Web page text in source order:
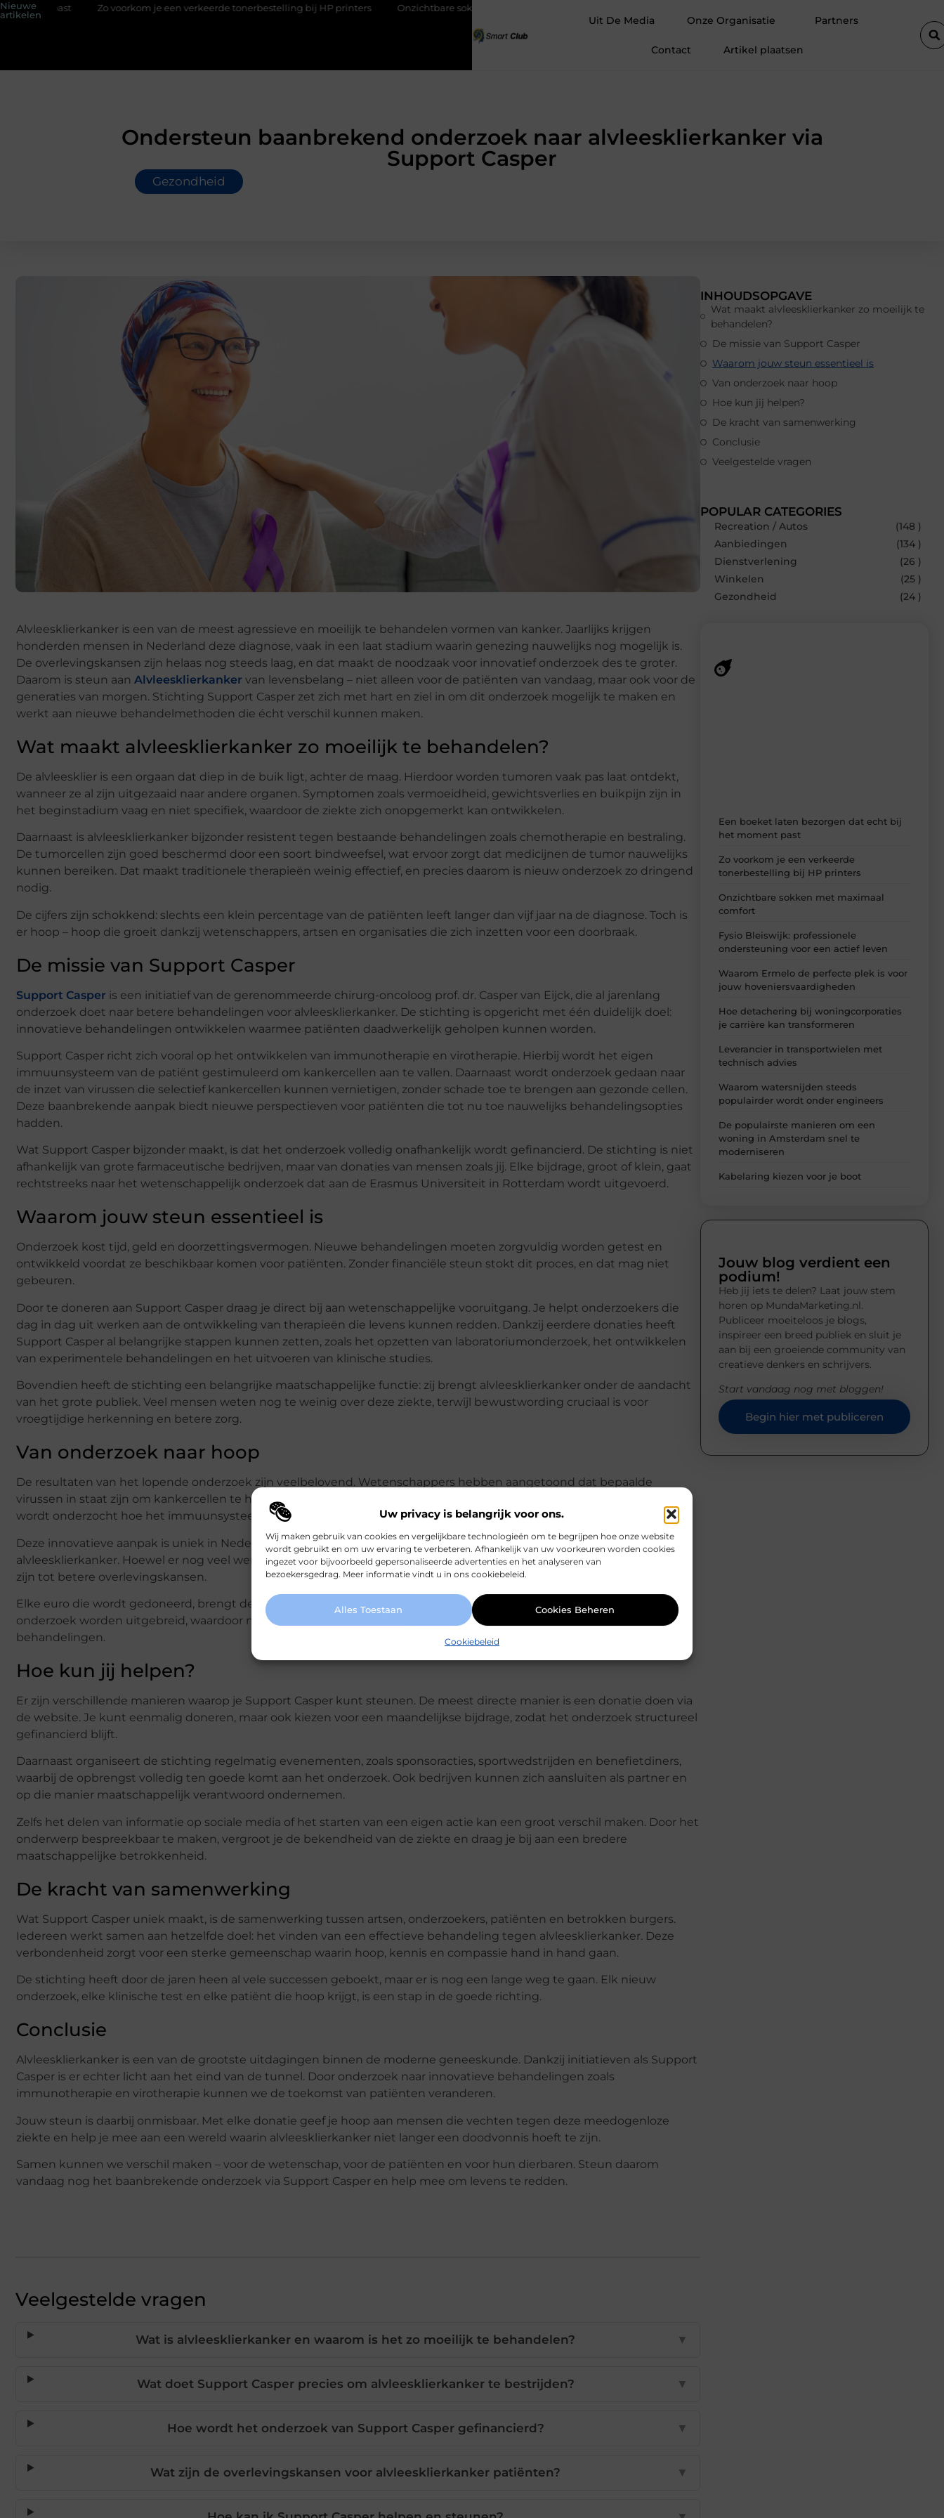
Uw privacy is belangrijk voor ons.
Wij maken gebruik van cookies en vergelijkbare technologieën om te begrijpen hoe onze website
wordt gebruikt en om uw ervaring te verbeteren. Afhankelijk van uw voorkeuren worden cookies
ingezet voor bijvoorbeeld gepersonaliseerde advertenties en het analyseren van
bezoekersgedrag. Meer informatie vindt u in ons cookiebeleid.
Alles Toestaan Cookies Beheren
Cookiebeleid
Nieuwe
artikelen
Zo voorkom je een verkeerde tonerbestelling bij HP printers Onzichtbare sokken met maximaal comfort
Uit De Media Onze Organisatie Partners
Contact Artikel plaatsen
Ondersteun baanbrekend onderzoek naar alvleesklierkanker via
Support Casper
Gezondheid
Alvleesklierkanker is een van de meest agressieve en moeilijk te behandelen vormen van kanker. Jaarlijks krijgen
honderden mensen in Nederland deze diagnose, vaak in een laat stadium waarin genezing nauwelijks nog mogelijk is.
De overlevingskansen zijn helaas nog steeds laag, en dat maakt de noodzaak voor innovatief onderzoek des te groter.
Daarom is steun aan Alvleesklierkanker van levensbelang – niet alleen voor de patiënten van vandaag, maar ook voor de
generaties van morgen. Stichting Support Casper zet zich met hart en ziel in om dit onderzoek mogelijk te maken en
werkt aan nieuwe behandelmethoden die écht verschil kunnen maken.
Wat maakt alvleesklierkanker zo moeilijk te behandelen?
De alvleesklier is een orgaan dat diep in de buik ligt, achter de maag. Hierdoor worden tumoren vaak pas laat ontdekt,
wanneer ze al zijn uitgezaaid naar andere organen. Symptomen zoals vermoeidheid, gewichtsverlies en buikpijn zijn in
het beginstadium vaag en niet specifiek, waardoor de ziekte zich onopgemerkt kan ontwikkelen.
Daarnaast is alvleesklierkanker bijzonder resistent tegen bestaande behandelingen zoals chemotherapie en bestraling.
De tumorcellen zijn goed beschermd door een soort bindweefsel, wat ervoor zorgt dat medicijnen de tumor nauwelijks
kunnen bereiken. Dat maakt traditionele therapieën weinig effectief, en precies daarom is nieuw onderzoek zo dringend
nodig.
De cijfers zijn schokkend: slechts een klein percentage van de patiënten leeft langer dan vijf jaar na de diagnose. Toch is
er hoop – hoop die groeit dankzij wetenschappers, artsen en organisaties die zich inzetten voor een doorbraak.
De missie van Support Casper
Support Casper is een initiatief van de gerenommeerde chirurg-oncoloog prof. dr. Casper van Eijck, die al jarenlang
onderzoek doet naar betere behandelingen voor alvleesklierkanker. De stichting is opgericht met één duidelijk doel:
innovatieve behandelingen ontwikkelen waarmee patiënten daadwerkelijk geholpen kunnen worden.
Support Casper richt zich vooral op het ontwikkelen van immunotherapie en virotherapie. Hierbij wordt het eigen
immuunsysteem van de patiënt gestimuleerd om kankercellen aan te vallen. Daarnaast wordt onderzoek gedaan naar
de inzet van virussen die selectief kankercellen kunnen vernietigen, zonder schade toe te brengen aan gezonde cellen.
Deze baanbrekende aanpak biedt nieuwe perspectieven voor patiënten die tot nu toe nauwelijks behandelingsopties
hadden.
Wat Support Casper bijzonder maakt, is dat het onderzoek volledig onafhankelijk wordt gefinancierd. De stichting is niet
afhankelijk van grote farmaceutische bedrijven, maar van donaties van mensen zoals jij. Elke bijdrage, groot of klein, gaat
rechtstreeks naar het wetenschappelijk onderzoek dat aan de Erasmus Universiteit in Rotterdam wordt uitgevoerd.
Waarom jouw steun essentieel is
Onderzoek kost tijd, geld en doorzettingsvermogen. Nieuwe behandelingen moeten zorgvuldig worden getest en
ontwikkeld voordat ze beschikbaar komen voor patiënten. Zonder financiële steun stokt dit proces, en dat mag niet
gebeuren.
Door te doneren aan Support Casper draag je direct bij aan wetenschappelijke vooruitgang. Je helpt onderzoekers die
dag in dag uit werken aan de ontwikkeling van therapieën die levens kunnen redden. Dankzij eerdere donaties heeft
Support Casper al belangrijke stappen kunnen zetten, zoals het opzetten van laboratoriumonderzoek, het ontwikkelen
van experimentele behandelingen en het uitvoeren van klinische studies.
Bovendien heeft de stichting een belangrijke maatschappelijke functie: zij brengt alvleesklierkanker onder de aandacht
van het grote publiek. Veel mensen weten nog te weinig over deze ziekte, terwijl bewustwording cruciaal is voor
vroegtijdige herkenning en betere zorg.
Van onderzoek naar hoop
De resultaten van het lopende onderzoek zijn veelbelovend. Wetenschappers hebben aangetoond dat bepaalde
virussen in staat zijn om kankercellen te herkennen en te vernietigen, terwijl gezonde cellen ongemoeid blijven. Ook
wordt onderzocht hoe het immuunsysteem beter kan worden geactiveerd om deze virussen te ondersteunen.
Deze innovatieve aanpak is uniek in Nederland en biedt wereldwijd nieuwe inzichten in de bestrijding van
alvleesklierkanker. Hoewel er nog veel werk te doen is, tonen de eerste resultaten aan dat deze richting de sleutel kan
zijn tot betere overlevingskansen.
Elke euro die wordt gedoneerd, brengt deze medische doorbraak een stap dichterbij. Met voldoende steun kan het
onderzoek worden uitgebreid, waardoor nog meer patiënten in de toekomst kunnen profiteren van deze
behandelingen.
Hoe kun jij helpen?
Er zijn verschillende manieren waarop je Support Casper kunt steunen. De meest directe manier is een donatie doen via
de website. Je kunt eenmalig doneren, maar ook kiezen voor een maandelijkse bijdrage, zodat het onderzoek structureel
gefinancierd blijft.
Daarnaast organiseert de stichting regelmatig evenementen, zoals sponsoracties, sportwedstrijden en benefietdiners,
waarbij de opbrengst volledig ten goede komt aan het onderzoek. Ook bedrijven kunnen zich aansluiten als partner en
op die manier maatschappelijk verantwoord ondernemen.
Zelfs het delen van informatie op sociale media of het starten van een eigen actie kan een groot verschil maken. Door het
onderwerp bespreekbaar te maken, vergroot je de bekendheid van de ziekte en draag je bij aan een bredere
maatschappelijke betrokkenheid.
De kracht van samenwerking
Wat Support Casper uniek maakt, is de samenwerking tussen artsen, onderzoekers, patiënten en betrokken burgers.
Iedereen werkt samen aan hetzelfde doel: het vinden van een effectieve behandeling tegen alvleesklierkanker. Deze
verbondenheid zorgt voor een sterke gemeenschap waarin hoop, kennis en compassie hand in hand gaan.
De stichting heeft door de jaren heen al vele successen geboekt, maar er is nog een lange weg te gaan. Elk nieuw
onderzoek, elke klinische test en elke patiënt die hoop krijgt, is een stap in de goede richting.
Conclusie
Alvleesklierkanker is een van de grootste uitdagingen binnen de moderne geneeskunde. Dankzij initiatieven als Support
Casper is er echter licht aan het eind van de tunnel. Door onderzoek naar innovatieve behandelingen zoals
immunotherapie en virotherapie kunnen we de toekomst van patiënten veranderen.
Jouw steun is daarbij onmisbaar. Met elke donatie geef je hoop aan mensen die vechten tegen deze meedogenloze
ziekte en help je mee aan een wereld waarin alvleesklierkanker niet langer een doodvonnis hoeft te zijn.
Samen kunnen we verschil maken – voor de wetenschap, voor de patiënten en voor hun dierbaren. Steun daarom
vandaag nog het baanbrekende onderzoek via Support Casper en help mee om levens te redden.
Veelgestelde vragen
Wat is alvleesklierkanker en waarom is het zo moeilijk te behandelen? ▼
Wat doet Support Casper precies om alvleesklierkanker te bestrijden? ▼
Hoe wordt het onderzoek van Support Casper gefinancierd? ▼
Wat zijn de overlevingskansen voor alvleesklierkanker patiënten? ▼
INHOUDSOPGAVE
Wat maakt alvleesklierkanker zo moeilijk te
behandelen?
De missie van Support Casper
Waarom jouw steun essentieel is
Van onderzoek naar hoop
Hoe kun jij helpen?
De kracht van samenwerking
Conclusie
Veelgestelde vragen
POPULAR CATEGORIES
Recreation / Autos
(148 )
Aanbiedingen
(134 )
Dienstverlening
(26 )
Winkelen
(25 )
Gezondheid
(24 )
Een boeket laten bezorgen dat echt bij
het moment past
Zo voorkom je een verkeerde
tonerbestelling bij HP printers
Onzichtbare sokken met maximaal
comfort
Fysio Bleiswijk: professionele
ondersteuning voor een actief leven
Waarom Ermelo de perfecte plek is voor
jouw hoveniersvaardigheden
Hoe detachering bij woningcorporaties
je carrière kan transformeren
Leverancier in transportwielen met
technisch advies
Waarom watersnijden steeds
populairder wordt onder engineers
De populairste manieren om een
woning in Amsterdam snel te
moderniseren
Kabelaring kiezen voor je boot
Jouw blog verdient een
podium!
Heb jij iets te delen? Laat jouw stem
horen op MundaMarketing.nl.
Publiceer moeiteloos je blogs,
inspireer een breed publiek en sluit je
aan bij een groeiende community van
creatieve denkers en schrijvers.
Start vandaag nog met bloggen!
Begin hier met publiceren